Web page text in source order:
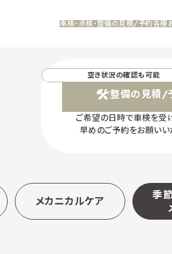
車検・点検・整備の見積/予約各種
空き状況の確認も可能
整備の見積/
ご希望の日時で車検を受
早めのご予約をお願いい
メカニカルケア
季